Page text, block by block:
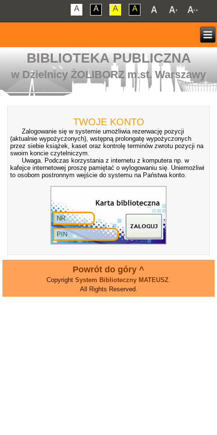
A A A A
BIBLIOTEKA PUBLICZNA
w Dzielnicy ŻOLIBORZ m.st. Warszawy
TWOJE KONTO
Zalogowanie się w systemie umożliwia rezerwację pozycji
(aktualnie wypożyczonych), wstępną prolongatę wypożyczonych
przez siebie książek, kaset oraz kontrolę terminów zwrotu pozycji na
swoim koncie czytelniczym.
Uwaga. Podczas korzystania z internetu z komputera np. w
kafejce internetowej proszę pamiętać o wylogowaniu się. Uniemożliwi
to osobom postronnym wejście do systemu na Państwa konto.
Powrót do góry ^
Copyright System Biblioteczny MATEUSZ
All Rights Reserved.